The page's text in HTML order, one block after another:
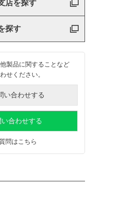
店を探す
探す
製品に関することなど
せください。
い合わせする
合わせする
問はこちら